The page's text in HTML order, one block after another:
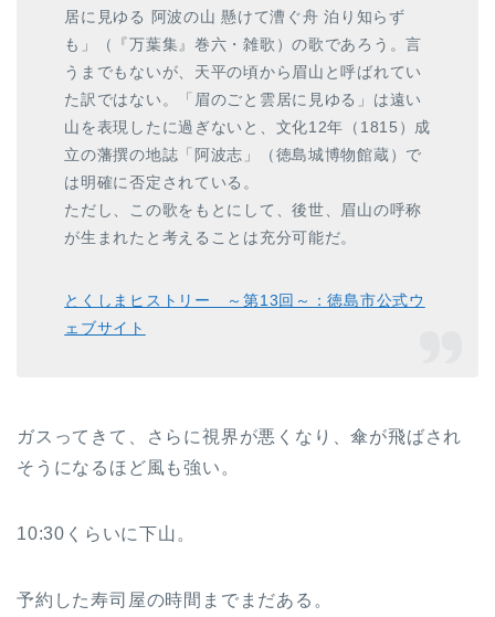
居に見ゆる 阿波の山 懸けて漕ぐ舟 泊り知らず
も」（『万葉集』巻六・雑歌）の歌であろう。言
うまでもないが、天平の頃から眉山と呼ばれてい
た訳ではない。「眉のごと雲居に見ゆる」は遠い
山を表現したに過ぎないと、文化12年（1815）成
立の藩撰の地誌「阿波志」（徳島城博物館蔵）で
は明確に否定されている。
ただし、この歌をもとにして、後世、眉山の呼称
が生まれたと考えることは充分可能だ。
とくしまヒストリー ～第13回～：徳島市公式ウ
ェブサイト
ガスってきて、さらに視界が悪くなり、傘が飛ばされ
そうになるほど風も強い。
10:30くらいに下山。
予約した寿司屋の時間までまだある。